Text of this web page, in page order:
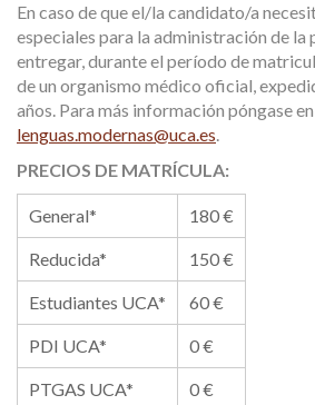
En caso de que el/la candidato/a
especiales para la administración de
entregar, durante el período de
de un organismo médico oficial,
años. Para más información póngase
lenguas.modernas@uca.es.
PRECIOS DE MATRÍCULA:
General* 180 €
Reducida* 150 €
Estudiantes UCA* 60 €
PDI UCA* 0 €
PTGAS UCA* 0 €